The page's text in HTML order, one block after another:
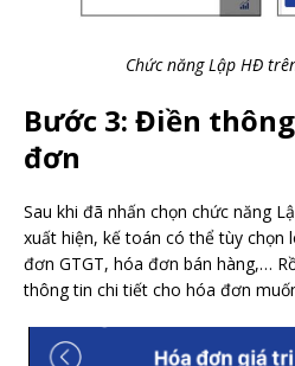
Chức năng Lập HĐ
Bước 3: Điền
đơn
Sau khi đã nhấn chọn chức năng
xuất hiện, kế toán có thể tùy chọn
đơn GTGT, hóa đơn bán hàng,…
thông tin chi tiết cho hóa đơn